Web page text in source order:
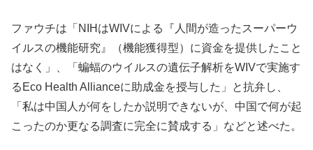
ファウチは「NIHはWIVによる『人間が造ったスーパーウ
イルスの機能研究』（機能獲得型）に資金を提供したこと
はなく」、「蝙蝠のウイルスの遺伝子解析をWIVで実施す
るEco Health Allianceに助成金を授与した」と抗弁し、
「私は中国人が何をしたか説明できないが、中国で何が起
こったのか更なる調査に完全に賛成する」などと述べた。